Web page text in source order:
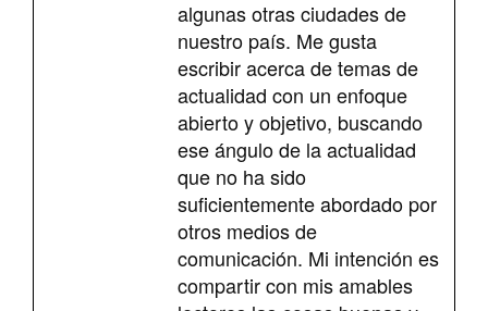
algunas otras ciudades de
nuestro país. Me gusta
escribir acerca de temas de
actualidad con un enfoque
abierto y objetivo, buscando
ese ángulo de la actualidad
que no ha sido
suficientemente abordado por
otros medios de
comunicación. Mi intención es
compartir con mis amables